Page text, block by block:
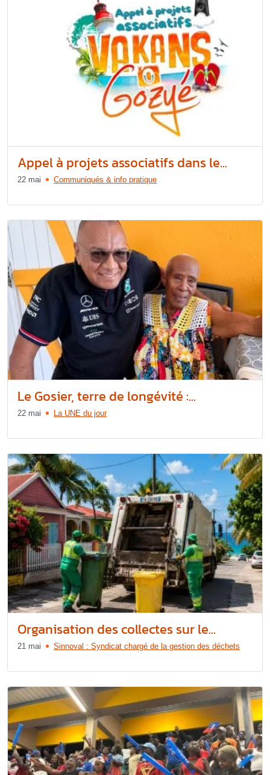
Appel à projets associatifs dans le...
22 mai Communiqués & info pratique
Le Gosier, terre de longévité :...
22 mai La UNE du jour
Organisation des collectes sur le...
21 mai Sinnoval : Syndicat chargé de la gestion des déchets